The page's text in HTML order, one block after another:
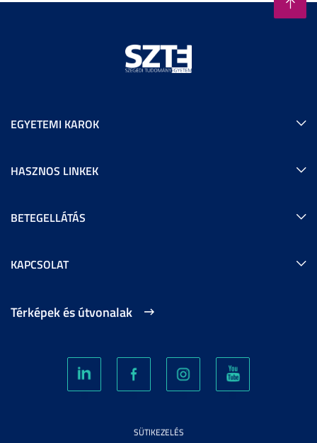
EGYETEMI KAROK
HASZNOS LINKEK
BETEGELLÁTÁS
KAPCSOLAT
Térképek és útvonalak
SÜTIKEZELÉS